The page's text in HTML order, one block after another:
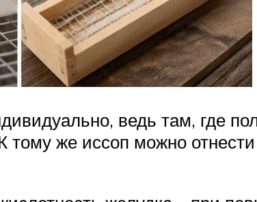
ведь там, где
тому же иссоп можно